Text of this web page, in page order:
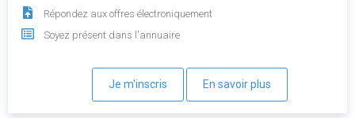
Répondez aux offres électroniquement
Soyez présent dans l'annuaire
Je m'inscris En savoir plus